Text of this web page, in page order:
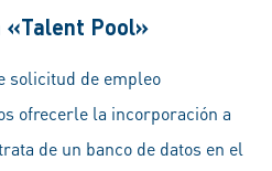
«Talent Pool»
solicitud de empleo
ofrecerle la incorporación a
de un banco de datos en el